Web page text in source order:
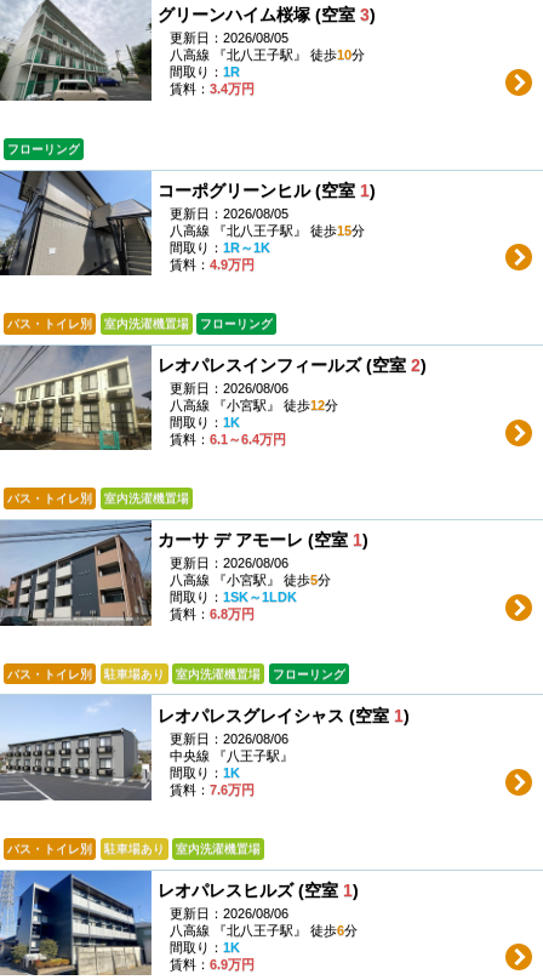
グリーンハイム桜塚 (空室 3)
更新日：2026/08/05
八高線 『北八王子駅』 徒歩10分
間取り： 1R
賃料： 3.4万円
フローリング
コーポグリーンヒル (空室 1)
更新日：2026/08/05
八高線 『北八王子駅』 徒歩15分
間取り： 1R～1K
賃料： 4.9万円
バス・トイレ別 室内洗濯機置場 フローリング
レオパレスインフィールズ (空室 2)
更新日：2026/08/06
八高線 『小宮駅』 徒歩12分
間取り： 1K
賃料： 6.1～6.4万円
バス・トイレ別 室内洗濯機置場
カーサ デ アモーレ (空室 1)
更新日：2026/08/06
八高線 『小宮駅』 徒歩5分
間取り： 1SK～1LDK
賃料： 6.8万円
バス・トイレ別 駐車場あり 室内洗濯機置場 フローリング
レオパレスグレイシャス (空室 1)
更新日：2026/08/06
中央線 『八王子駅』
間取り： 1K
賃料： 7.6万円
バス・トイレ別 駐車場あり 室内洗濯機置場
レオパレスヒルズ (空室 1)
更新日：2026/08/06
八高線 『北八王子駅』 徒歩6分
間取り： 1K
賃料： 6.9万円